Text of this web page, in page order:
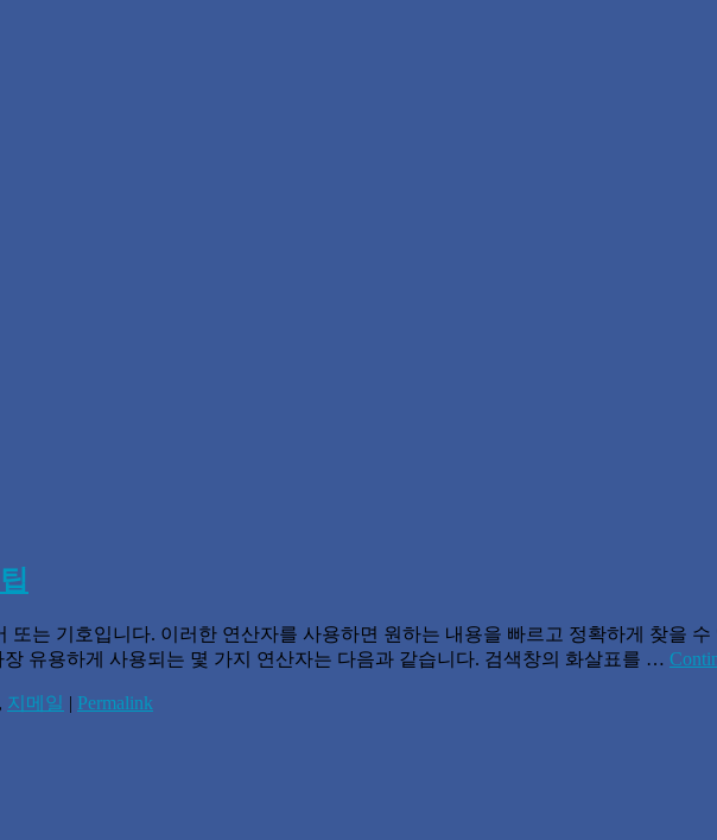
는 기호입니다. 이러한 연산자를 사용하면 원하는 내용을 빠르고 정확하게 찾을
유용하게 사용되는 몇 가지 연산자는 다음과 같습니다. 검색창의 화살표를 …
, 지메일 | Permalink